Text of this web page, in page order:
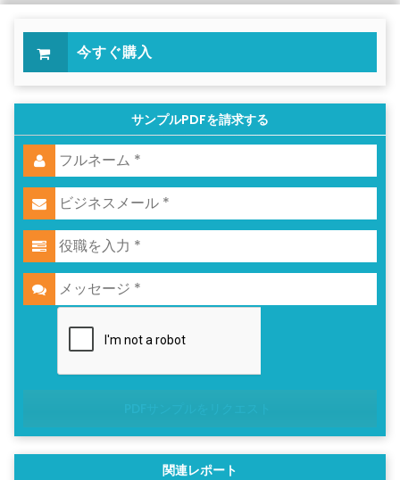
今すぐ購入
サンプルPDFを請求する
関連レポート